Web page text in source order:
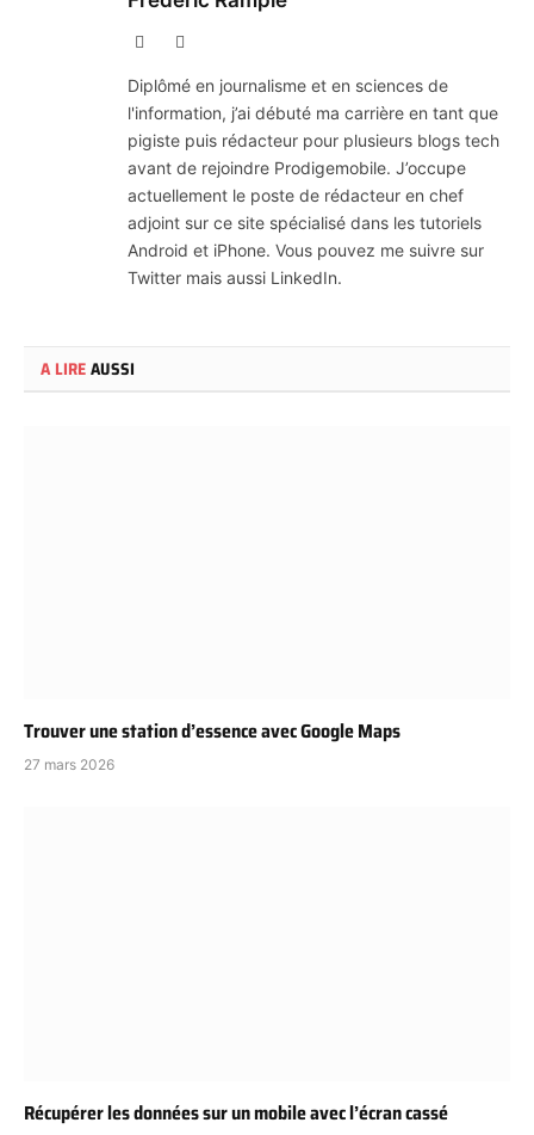
Diplômé en journalisme et en sciences de
l'information, j’ai débuté ma carrière en tant que
pigiste puis rédacteur pour plusieurs blogs tech
avant de rejoindre Prodigemobile. J’occupe
actuellement le poste de rédacteur en chef
adjoint sur ce site spécialisé dans les tutoriels
Android et iPhone. Vous pouvez me suivre sur
Twitter mais aussi LinkedIn.
A LIREAUSSI
Trouver une station d’essence avec Google Maps
27 mars 2026
Récupérer les données sur un mobile avec l’écran cassé